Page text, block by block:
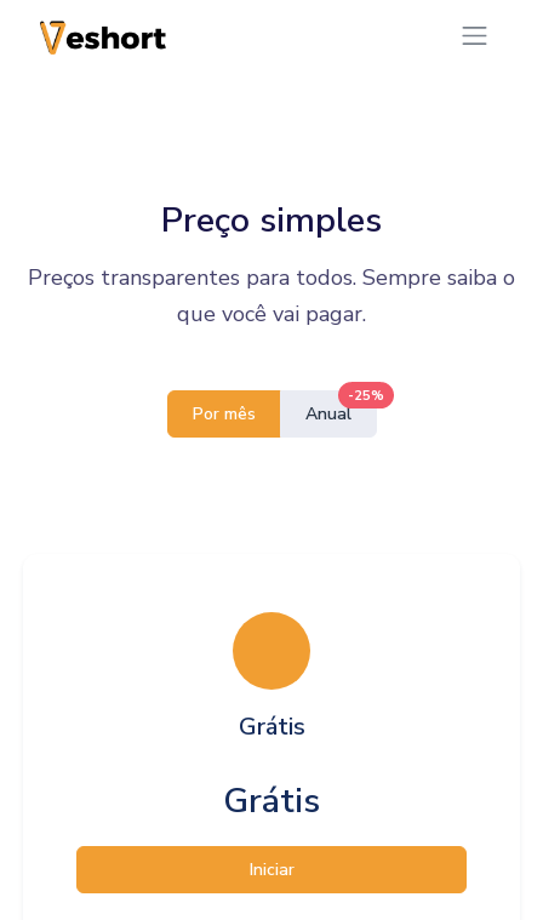
Preço simples
Preços transparentes para todos. Sempre saiba o
que você vai pagar.
Por mês Anual
-25%
Grátis
Grátis
Iniciar